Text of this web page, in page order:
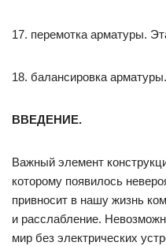
17. перемотка арматуры.
18. балансировка арматуры.
ВВЕДЕНИЕ.
Важный элемент
которому появилось
привносит в нашу жизнь
и расслабление.
мир без электрических